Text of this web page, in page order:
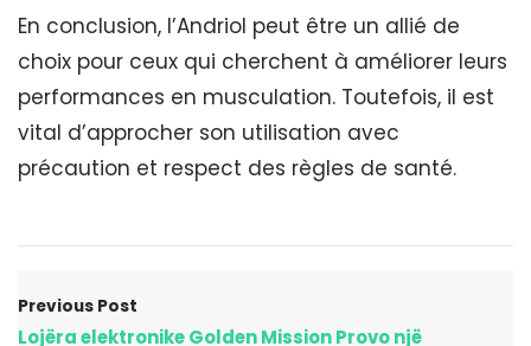
En conclusion, l’Andriol peut être un allié de
choix pour ceux qui cherchent à améliorer leurs
performances en musculation. Toutefois, il est
vital d’approcher son utilisation avec
précaution et respect des règles de santé.
Previous Post
Lojëra elektronike Golden Mission Provo një